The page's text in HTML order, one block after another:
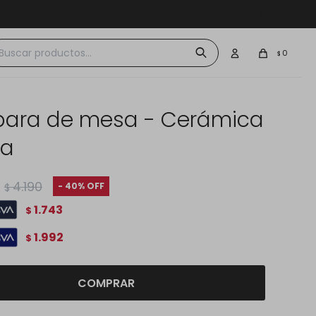
$ 0
de mesa - Cerámica
$ 4.190 40
$ 1.743
$ 1.992
COMPRAR